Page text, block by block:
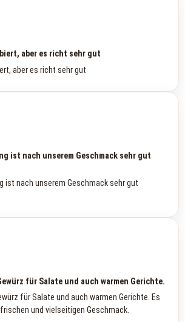
aber es richt sehr gut
aber es richt sehr gut
ist nach unserem Geschmack sehr gut
ist nach unserem Geschmack sehr gut
für Salate und auch warmen Gerichte.
für Salate und auch warmen Gerichte. Es
und vielseitigen Geschmack.